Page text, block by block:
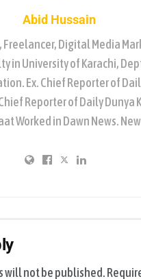
Abid Hussain
Digital Media
in University of Karachi,
Ex. Chief Reporter of
Reporter of Daily Dunya
Worked in Dawn News.
will not be published.